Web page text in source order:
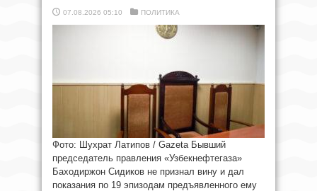
07.08.2026 05:10 ПОЛИТИКА
Фото: Шухрат Латипов / Gazeta Бывший
председатель правления «Узбекнефтегаза»
Баходиржон Сидиков не признал вину и дал
показания по 19 эпизодам предъявленного ему